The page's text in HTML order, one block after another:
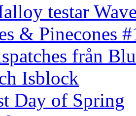
testar
& Pinecones
från
Isblock
Day of Spring